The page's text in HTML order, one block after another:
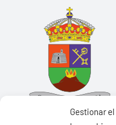
Gestionar